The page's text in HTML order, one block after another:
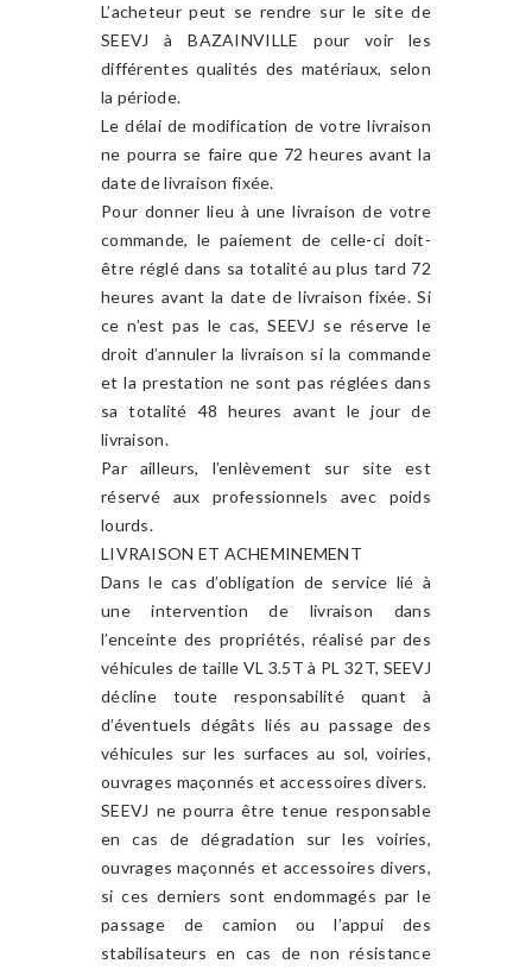
L’acheteur peut se rendre sur le site de
SEEVJ à BAZAINVILLE pour voir les
différentes qualités des matériaux, selon
la période.
Le délai de modification de votre livraison
ne pourra se faire que 72 heures avant la
date de livraison fixée.
Pour donner lieu à une livraison de votre
commande, le paiement de celle-ci doit-
être réglé dans sa totalité au plus tard 72
heures avant la date de livraison fixée. Si
ce n’est pas le cas, SEEVJ se réserve le
droit d’annuler la livraison si la commande
et la prestation ne sont pas réglées dans
sa totalité 48 heures avant le jour de
livraison.
Par ailleurs, l’enlèvement sur site est
réservé aux professionnels avec poids
lourds.
LIVRAISON ET ACHEMINEMENT
Dans le cas d’obligation de service lié à
une intervention de livraison dans
l’enceinte des propriétés, réalisé par des
véhicules de taille VL 3.5T à PL 32T, SEEVJ
décline toute responsabilité quant à
d’éventuels dégâts liés au passage des
véhicules sur les surfaces au sol, voiries,
ouvrages maçonnés et accessoires divers.
SEEVJ ne pourra être tenue responsable
en cas de dégradation sur les voiries,
ouvrages maçonnés et accessoires divers,
si ces derniers sont endommagés par le
passage de camion ou l’appui des
stabilisateurs en cas de non résistance